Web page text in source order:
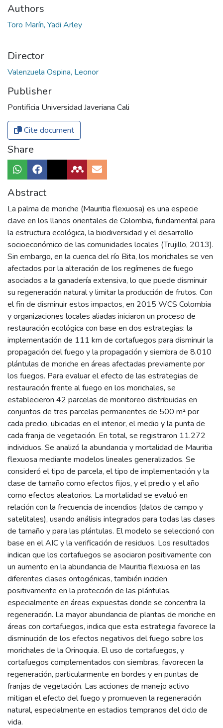
Authors
Toro Marín, Yadi Arley
Director
Valenzuela Ospina, Leonor
Publisher
Pontificia Universidad Javeriana Cali
Cite document
Share
Abstract
La palma de moriche (Mauritia flexuosa) es una especie
clave en los llanos orientales de Colombia, fundamental para
la estructura ecológica, la biodiversidad y el desarrollo
socioeconómico de las comunidades locales (Trujillo, 2013).
Sin embargo, en la cuenca del río Bita, los morichales se ven
afectados por la alteración de los regímenes de fuego
asociados a la ganadería extensiva, lo que puede disminuir
su regeneración natural y limitar la producción de frutos. Con
el fin de disminuir estos impactos, en 2015 WCS Colombia
y organizaciones locales aliadas iniciaron un proceso de
restauración ecológica con base en dos estrategias: la
implementación de 111 km de cortafuegos para disminuir la
propagación del fuego y la propagación y siembra de 8.010
plántulas de moriche en áreas afectadas previamente por
los fuegos. Para evaluar el efecto de las estrategias de
restauración frente al fuego en los morichales, se
establecieron 42 parcelas de monitoreo distribuidas en
conjuntos de tres parcelas permanentes de 500 m² por
cada predio, ubicadas en el interior, el medio y la punta de
cada franja de vegetación. En total, se registraron 11.272
individuos. Se analizó la abundancia y mortalidad de Mauritia
flexuosa mediante modelos lineales generalizados. Se
consideró el tipo de parcela, el tipo de implementación y la
clase de tamaño como efectos fijos, y el predio y el año
como efectos aleatorios. La mortalidad se evaluó en
relación con la frecuencia de incendios (datos de campo y
satelitales), usando análisis integrados para todas las clases
de tamaño y para las plántulas. El modelo se seleccionó con
base en el AIC y la verificación de residuos. Los resultados
indican que los cortafuegos se asociaron positivamente con
un aumento en la abundancia de Mauritia flexuosa en las
diferentes clases ontogénicas, también inciden
positivamente en la protección de las plántulas,
especialmente en áreas expuestas donde se concentra la
regeneración. La mayor abundancia de plantas de moriche en
áreas con cortafuegos, indica que esta estrategia favorece la
disminución de los efectos negativos del fuego sobre los
morichales de la Orinoquia. El uso de cortafuegos, y
cortafuegos complementados con siembras, favorecen la
regeneración, particularmente en bordes y en puntas de
franjas de vegetación. Las acciones de manejo activo
mitigan el efecto del fuego y promueven la regeneración
natural, especialmente en estadios tempranos del ciclo de
vida.